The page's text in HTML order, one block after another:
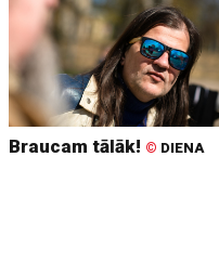
Braucam tālāk! © DIENA